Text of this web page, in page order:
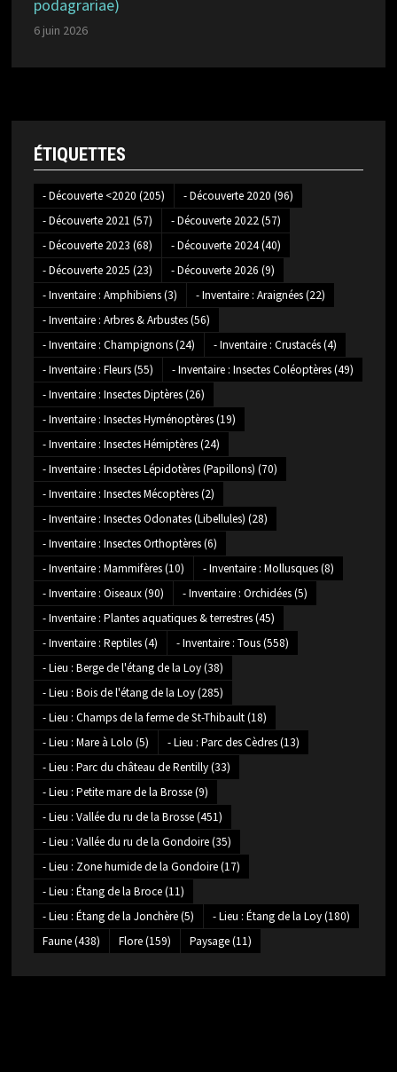
podagrariae)
6 juin 2026
ÉTIQUETTES
- Découverte <2020 (205) - Découverte 2020 (96)
- Découverte 2021 (57) - Découverte 2022(57)
- Découverte 2023 (68) - Découverte 2024(40)
- Découverte 2025 (23) - Découverte 2026 (9)
- Inventaire : Amphibiens(3) - Inventaire : Araignées(22)
- Inventaire : Arbres & Arbustes(56)
- Inventaire : Champignons(24) - Inventaire : Crustacés(4)
- Inventaire : Fleurs(55) - Inventaire : Insectes Coléoptères(49)
- Inventaire : Insectes Diptères(26)
- Inventaire : Insectes Hyménoptères(19)
- Inventaire : Insectes Hémiptères(24)
- Inventaire : Insectes Lépidotères (Papillons) (70)
- Inventaire : Insectes Mécoptères(2)
- Inventaire : Insectes Odonates (Libellules) (28)
- Inventaire : Insectes Orthoptères(6)
- Inventaire : Mammifères(10) - Inventaire : Mollusques(8)
- Inventaire : Oiseaux(90) - Inventaire : Orchidées(5)
- Inventaire : Plantes aquatiques & terrestres(45)
- Inventaire : Reptiles(4) - Inventaire : Tous(558)
- Lieu : Berge de l'étang de la Loy(38)
- Lieu : Bois de l'étang de la Loy(285)
- Lieu : Champs de la ferme de St-Thibault(18)
- Lieu : Mare à Lolo (5) - Lieu : Parc des Cèdres(13)
- Lieu : Parc du château de Rentilly(33)
- Lieu : Petite mare de la Brosse(9)
- Lieu : Vallée du ru de la Brosse(451)
- Lieu : Vallée du ru de la Gondoire(35)
- Lieu : Zone humide de la Gondoire(17)
- Lieu : Étang de la Broce(11)
- Lieu : Étang de la Jonchère(5) - Lieu : Étang de la Loy(180)
Faune(438) Flore(159) Paysage(11)